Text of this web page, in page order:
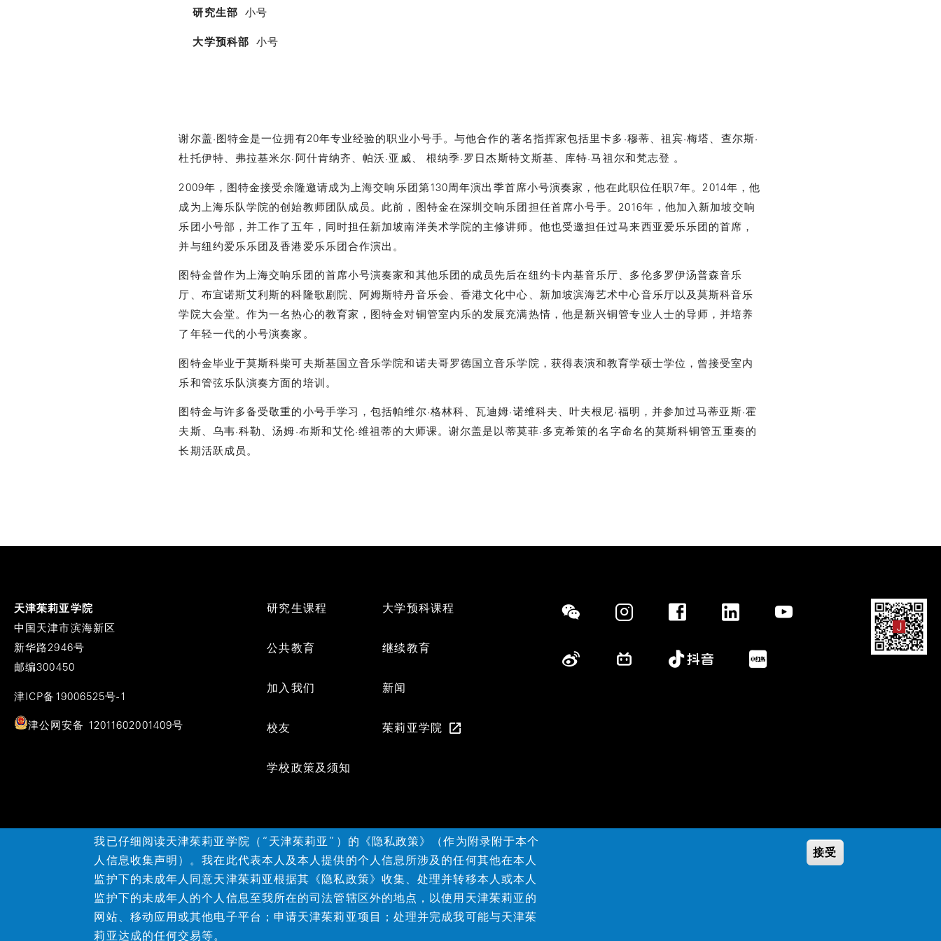
研究生部 小号
大学预科部 小号
谢尔盖·图特金是一位拥有20年专业经验的职业小号手。与他合作的著名指挥家包括里卡多·穆蒂、祖宾·梅塔、查尔斯·
杜托伊特、弗拉基米尔·阿什肯纳齐、帕沃·亚威、 根纳季·罗日杰斯特文斯基、库特·马祖尔和梵志登 。
2009年，图特金接受余隆邀请成为上海交响乐团第130周年演出季首席小号演奏家，他在此职位任职7年。2014年，他
成为上海乐队学院的创始教师团队成员。此前，图特金在深圳交响乐团担任首席小号手。2016年，他加入新加坡交响
乐团小号部，并工作了五年，同时担任新加坡南洋美术学院的主修讲师。他也受邀担任过马来西亚爱乐乐团的首席，
并与纽约爱乐乐团及香港爱乐乐团合作演出。
图特金曾作为上海交响乐团的首席小号演奏家和其他乐团的成员先后在纽约卡内基音乐厅、多伦多罗伊汤普森音乐
厅、布宜诺斯艾利斯的科隆歌剧院、阿姆斯特丹音乐会、香港文化中心、新加坡滨海艺术中心音乐厅以及莫斯科音乐
学院大会堂。作为一名热心的教育家，图特金对铜管室内乐的发展充满热情，他是新兴铜管专业人士的导师，并培养
了年轻一代的小号演奏家。
图特金毕业于莫斯科柴可夫斯基国立音乐学院和诺夫哥罗德国立音乐学院，获得表演和教育学硕士学位，曾接受室内
乐和管弦乐队演奏方面的培训。
图特金与许多备受敬重的小号手学习，包括帕维尔·格林科、瓦迪姆·诺维科夫、叶夫根尼·福明，并参加过马蒂亚斯·霍
夫斯、乌韦·科勒、汤姆·布斯和艾伦·维祖蒂的大师课。谢尔盖是以蒂莫菲·多克希策的名字命名的莫斯科铜管五重奏的
长期活跃成员。
天津茱莉亚学院
中国天津市滨海新区
新华路2946号
邮编300450
津ICP备19006525号-1
津公网安备 12011602001409号
Footer
研究生课程 大学预科课程
公共教育 继续教育
加入我们 新闻
校友 茱莉亚学院
学校政策及须知
Social
©2026天津茱莉亚学院
我已仔细阅读天津茱莉亚学院（“天津茱莉亚”）的《隐私政策》（作为附录附于本个
人信息收集声明）。我在此代表本人及本人提供的个人信息所涉及的任何其他在本人
监护下的未成年人同意天津茱莉亚根据其《隐私政策》收集、处理并转移本人或本人
监护下的未成年人的个人信息至我所在的司法管辖区外的地点，以使用天津茱莉亚的
网站、移动应用或其他电子平台；申请天津茱莉亚项目；处理并完成我可能与天津茱
莉亚达成的任何交易等。
接受